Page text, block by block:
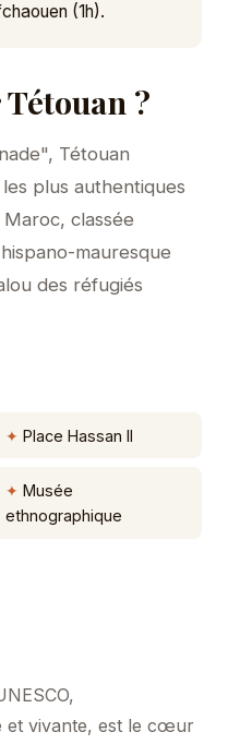
(1h).
?
Tétouan
plus authentiques
classée
mauresque
des réfugiés
Place Hassan II
Musée
ethnographique
et vivante, est le cœur